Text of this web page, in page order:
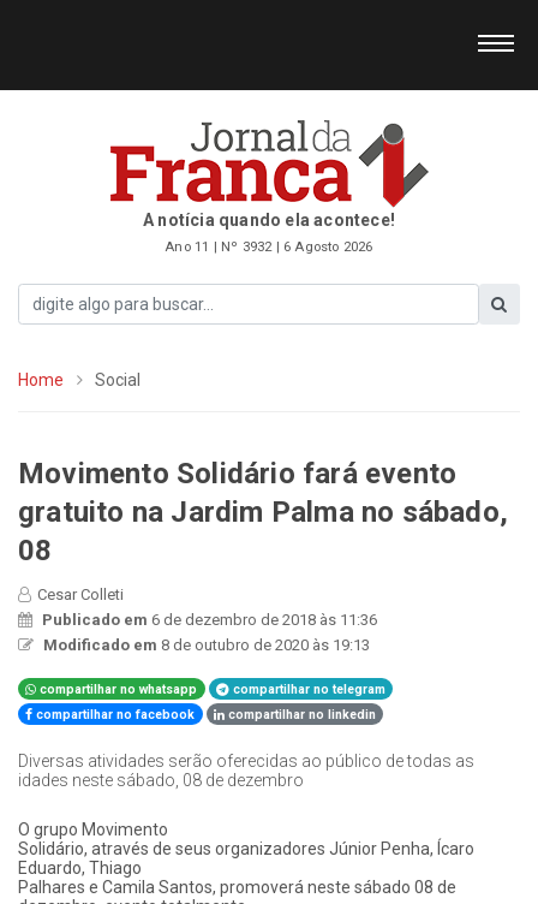
A notícia quando ela acontece!
Ano 11 | Nº 3932 | 6 Agosto 2026
Home Social
Movimento Solidário fará evento
gratuito na Jardim Palma no sábado,
08
Cesar Colleti
Publicado em 6 de dezembro de 2018 às 11:36
Modificado em 8 de outubro de 2020 às 19:13
compartilhar no whatsapp
compartilhar no telegram
compartilhar no facebook
compartilhar no linkedin
Diversas atividades serão oferecidas ao público de todas as
idades neste sábado, 08 de dezembro
O grupo Movimento
Solidário, através de seus organizadores Júnior Penha, Ícaro
Eduardo, Thiago
Palhares e Camila Santos, promoverá neste sábado 08 de